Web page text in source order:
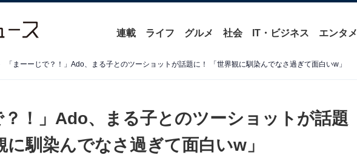
連載 ライフ グルメ 社会 IT・ビジネス エンタメ
「まーーじで？！」Ado、まる子とのツーショットが話題に！ 「世界観に馴染んでなさ過ぎて面白いw」
？！」Ado、まる子とのツーショットが話題
に馴染んでなさ過ぎて面白いw」